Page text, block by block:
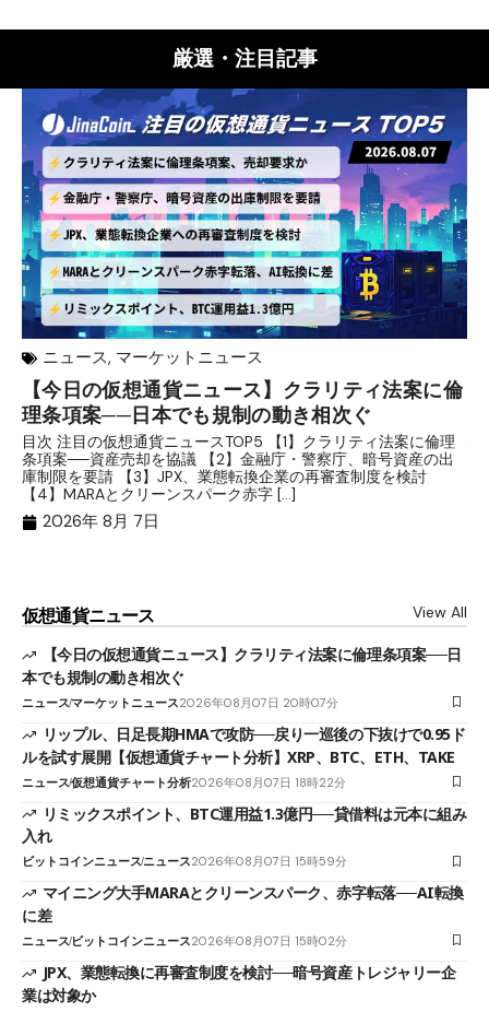
厳選・注目記事
ニュース, マーケットニュース
【今日の仮想通貨ニュース】クラリティ法案に倫
理条項案──日本でも規制の動き相次ぐ
目次 注目の仮想通貨ニュースTOP5 【1】クラリティ法案に倫理
条項案──資産売却を協議 【2】金融庁・警察庁、暗号資産の出
庫制限を要請 【3】JPX、業態転換企業の再審査制度を検討
【4】MARAとクリーンスパーク赤字 […]
2026年 8月 7日
仮想通貨ニュース View All
【今日の仮想通貨ニュース】クラリティ法案に倫理条項案──日
本でも規制の動き相次ぐ
ニュースマーケットニュース2026年08月07日 20時07分
リップル、日足長期HMAで攻防──戻り一巡後の下抜けで0.95ド
ルを試す展開【仮想通貨チャート分析】XRP、BTC、ETH、TAKE
ニュース仮想通貨チャート分析2026年08月07日 18時22分
リミックスポイント、BTC運用益1.3億円──貸借料は元本に組み
入れ
ビットコインニュースニュース2026年08月07日 15時59分
マイニング大手MARAとクリーンスパーク、赤字転落──AI転換
に差
ニュースビットコインニュース2026年08月07日 15時02分
JPX、業態転換に再審査制度を検討──暗号資産トレジャリー企
業は対象か